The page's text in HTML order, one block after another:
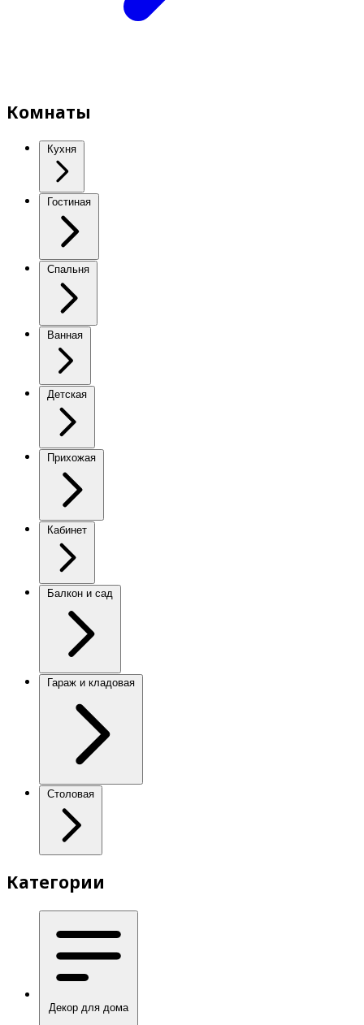
Комнаты
Кухня
Гостиная
Спальня
Ванная
Детская
Прихожая
Кабинет
Балкон и сад
Гараж и кладовая
Столовая
Категории
Декор для дома